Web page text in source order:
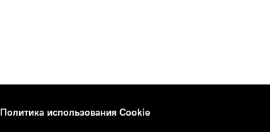
Политика использования Cookie